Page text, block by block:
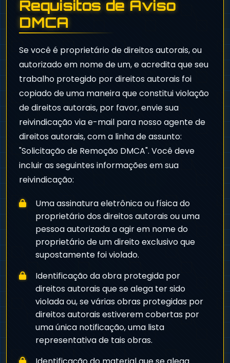
Requisitos de Aviso
DMCA
Se você é proprietário de direitos autorais, ou
autorizado em nome de um, e acredita que seu
trabalho protegido por direitos autorais foi
copiado de uma maneira que constitui violação
de direitos autorais, por favor, envie sua
reivindicação via e-mail para nosso agente de
direitos autorais, com a linha de assunto:
"Solicitação de Remoção DMCA". Você deve
incluir as seguintes informações em sua
reivindicação:
Uma assinatura eletrônica ou física do
proprietário dos direitos autorais ou uma
pessoa autorizada a agir em nome do
proprietário de um direito exclusivo que
supostamente foi violado.
Identificação da obra protegida por
direitos autorais que se alega ter sido
violada ou, se várias obras protegidas por
direitos autorais estiverem cobertas por
uma única notificação, uma lista
representativa de tais obras.